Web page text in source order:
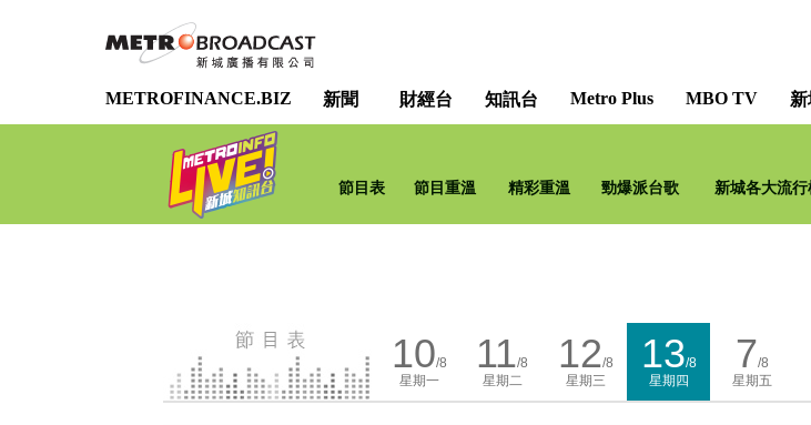
METROFINANCE.BIZ 新聞 財經台 知訊台 Metro Plus MBO TV
節目表 節目重溫 精彩重溫 勁爆派台歌 新城各大流行
10/8
星期一
11/8
星期二
12/8
星期三
13/8
星期四
7/8
星期五